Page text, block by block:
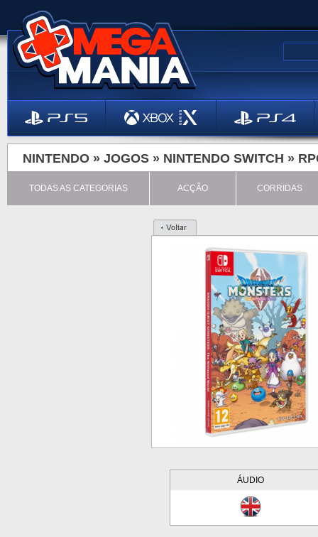
NINTENDO » JOGOS » NINTENDO SWITCH »
TODAS AS CATEGORIAS ACÇÃO CORRIDAS
ÁUDIO